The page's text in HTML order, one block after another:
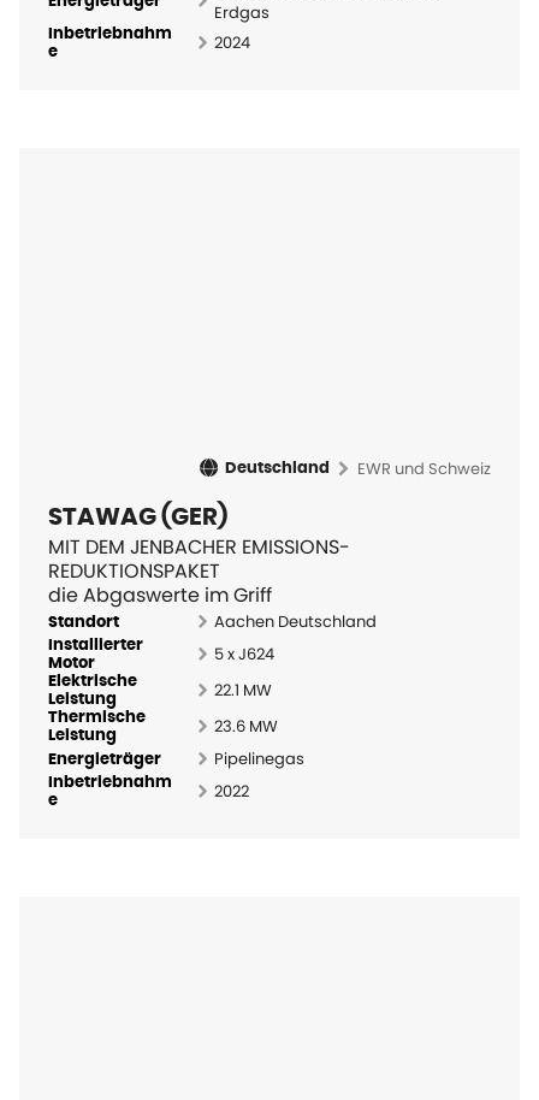
Erdgas
Inbetriebnahm
e
2024
EWR und Schweiz
Deutschland
STAWAG (GER)
MIT DEM JENBACHER EMISSIONS-
REDUKTIONSPAKET
die Abgaswerte im Griff
Standort Aachen Deutschland
Installierter
Motor
5 x J624
Elektrische
Leistung
22.1 MW
Thermische
Leistung
23.6 MW
Energieträger Pipelinegas
Inbetriebnahm
e
2022